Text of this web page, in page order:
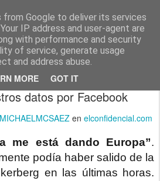
from Google to deliver its services
IP address and user-agent are
with performance and security
of service, generate usage
and address abuse.
MORE GOT IT
y más pedagogía conceptos y reflexiones sobre la sociedad de la información
consentimiento en el uso
datos por Facebook
en elconfidencial.com
me está dando Europa”.
podía haber salido de la
en las últimas horas.